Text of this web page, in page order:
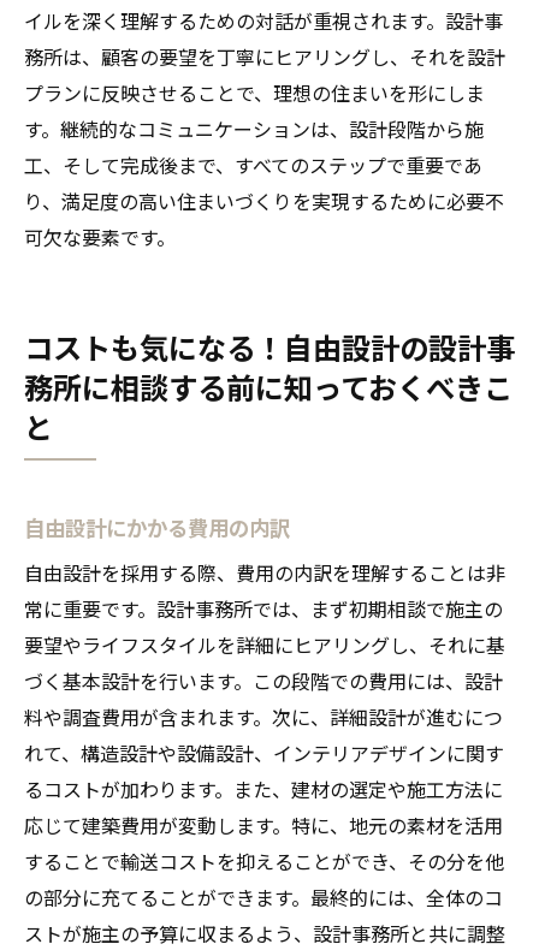
イルを深く理解するための対話が重視されます。設計事
務所は、顧客の要望を丁寧にヒアリングし、それを設計
プランに反映させることで、理想の住まいを形にしま
す。継続的なコミュニケーションは、設計段階から施
工、そして完成後まで、すべてのステップで重要であ
り、満足度の高い住まいづくりを実現するために必要不
可欠な要素です。
コストも気になる！自由設計の設計事
務所に相談する前に知っておくべきこ
と
自由設計にかかる費用の内訳
自由設計を採用する際、費用の内訳を理解することは非
常に重要です。設計事務所では、まず初期相談で施主の
要望やライフスタイルを詳細にヒアリングし、それに基
づく基本設計を行います。この段階での費用には、設計
料や調査費用が含まれます。次に、詳細設計が進むにつ
れて、構造設計や設備設計、インテリアデザインに関す
るコストが加わります。また、建材の選定や施工方法に
応じて建築費用が変動します。特に、地元の素材を活用
することで輸送コストを抑えることができ、その分を他
の部分に充てることができます。最終的には、全体のコ
ストが施主の予算に収まるよう、設計事務所と共に調整